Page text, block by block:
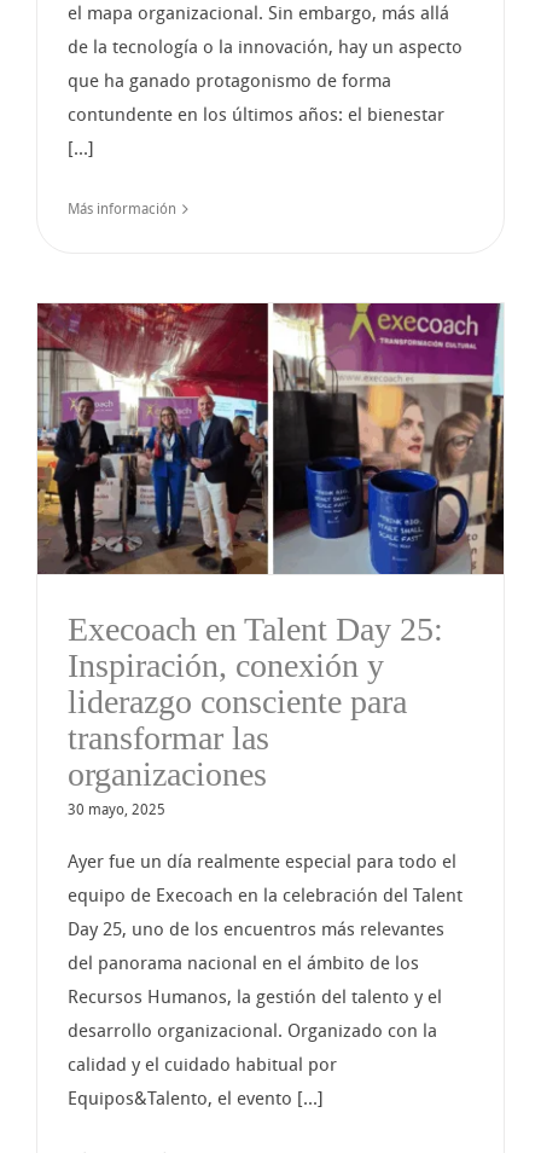
el mapa organizacional. Sin embargo, más allá
de la tecnología o la innovación, hay un aspecto
que ha ganado protagonismo de forma
contundente en los últimos años: el bienestar
[...]
Más información
Execoach en Talent Day 25:
Inspiración, conexión y
liderazgo consciente para
transformar las
organizaciones
30 mayo, 2025
Ayer fue un día realmente especial para todo el
equipo de Execoach en la celebración del Talent
Day 25, uno de los encuentros más relevantes
del panorama nacional en el ámbito de los
Recursos Humanos, la gestión del talento y el
desarrollo organizacional. Organizado con la
calidad y el cuidado habitual por
Equipos&Talento, el evento [...]